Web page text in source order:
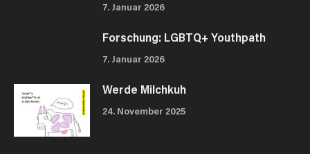
7. Januar 2026
Forschung: LGBTQ+ Youthpath
7. Januar 2026
Werde Milchkuh
24. November 2025